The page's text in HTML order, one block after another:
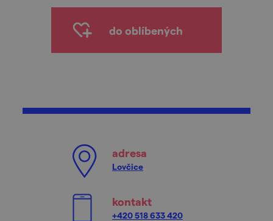
do oblíbených
adresa
Lovčice
kontakt
+420 518 633 420